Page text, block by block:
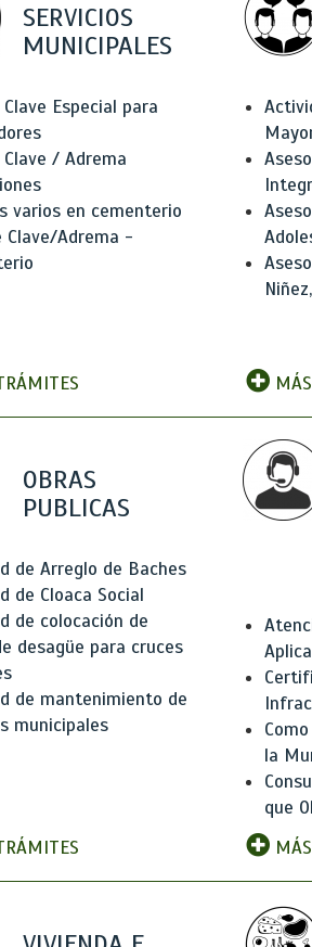
SERVICIOS
MUNICIPALES
Especial para
/ Adrema
varios en cementerio
Clave/Adrema -
OBRAS
PUBLICAS
de Arreglo de Baches
de Cloaca Social
de colocación de
desagüe para cruces
de mantenimiento de
municipales
la
que